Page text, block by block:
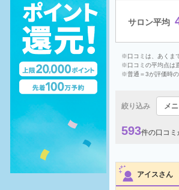
サロン平均
※口コミは、あくま
※口コミの平均点は
※普通＝3が評価時の
絞り込み メ
593件の口コ
アイスさん